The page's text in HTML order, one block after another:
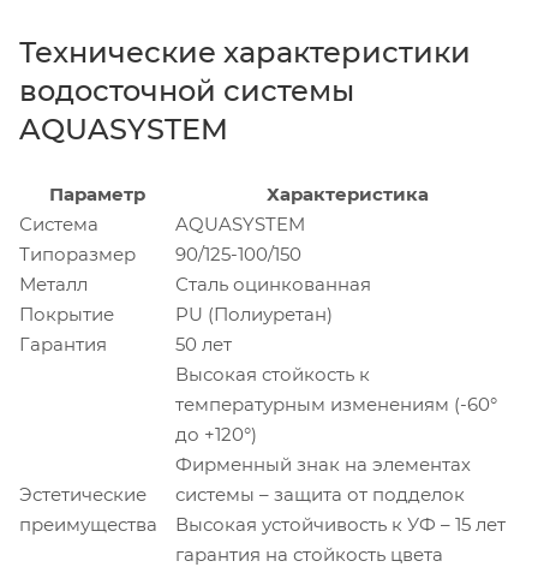
Технические характеристики
водосточной системы
AQUASYSTEM
Параметр
Характеристика
Система
AQUASYSTEM
Типоразмер
90/125-100/150
Металл
Сталь оцинкованная
Покрытие
PU (Полиуретан)
Гарантия
50 лет
Эстетические
преимущества
Высокая стойкость к
температурным изменениям (-60°
до +120°)
Фирменный знак на элементах
системы – защита от подделок
Высокая устойчивость к УФ – 15 лет
гарантия на стойкость цвета